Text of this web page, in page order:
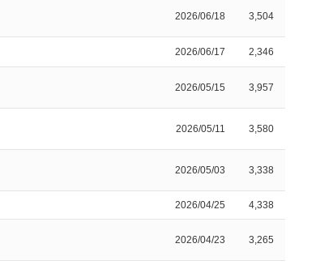
2026/06/18 3,504
2026/06/17 2,346
2026/05/15 3,957
2026/05/11 3,580
2026/05/03 3,338
2026/04/25 4,338
2026/04/23 3,265